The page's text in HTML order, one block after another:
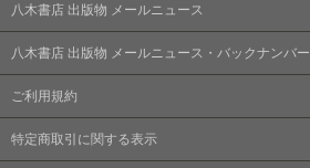
八木書店 出版物 メールニュース
八木書店 出版物 メールニュース・バックナンバー
ご利用規約
特定商取引に関する表示